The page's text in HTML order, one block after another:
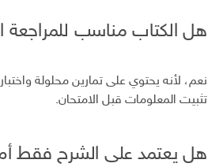
هل الكتاب مناسب للمراجعة
نعم، لأنه يحتوي على تمارين محلولة
تثبيت المعلومات قبل الامتحان.
هل يعتمد على الشرح فقط